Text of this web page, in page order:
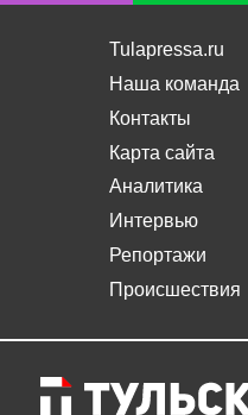
Tulapressa.ru
Наша команда
Контакты
Карта сайта
Аналитика
Интервью
Репортажи
Происшествия